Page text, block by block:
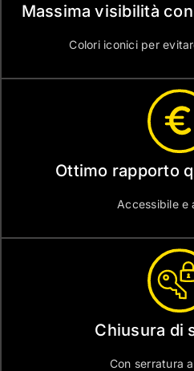
Massima visibilità
Colori iconici per
Ottimo rapporto
Accessibile e
Chiusura di
Con serratura